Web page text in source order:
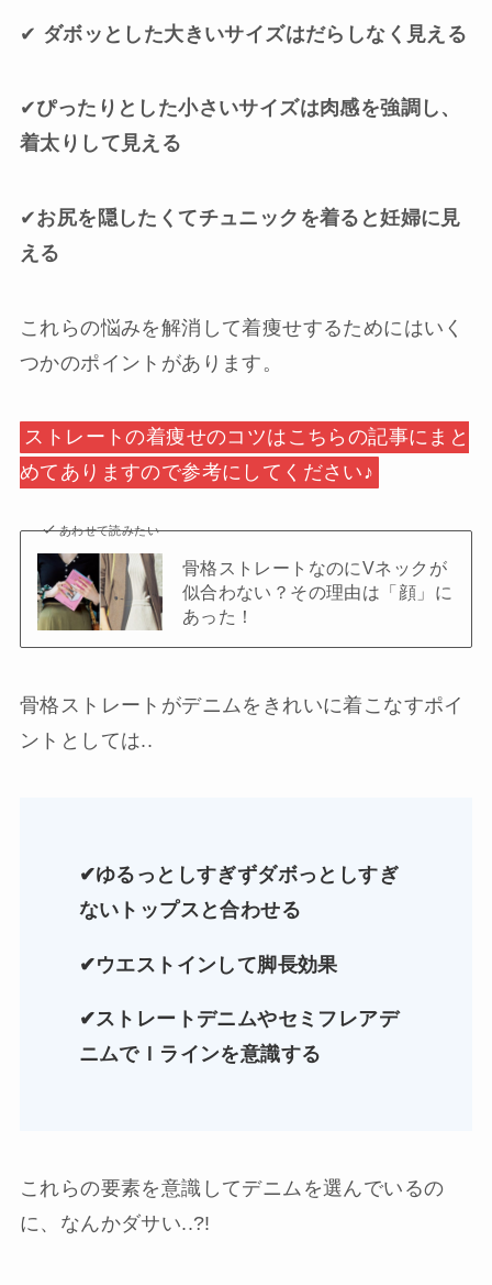
✔︎ ダボッとした大きいサイズはだらしなく見える
✔︎ぴったりとした小さいサイズは肉感を強調し、
着太りして見える
✔︎お尻を隠したくてチュニックを着ると妊婦に見
える
これらの悩みを解消して着痩せするためにはいく
つかのポイントがあります。
ストレートの着痩せのコツはこちらの記事にまと
めてありますので参考にしてください♪
あわせて読みたい
骨格ストレートなのにVネックが
似合わない？その理由は「顔」に
あった！
骨格ストレートがデニムをきれいに着こなすポイ
ントとしては..
✔︎ゆるっとしすぎずダボっとしすぎ
ないトップスと合わせる
✔︎ウエストインして脚長効果
✔︎ストレートデニムやセミフレアデ
ニムでＩラインを意識する
これらの要素を意識してデニムを選んでいるの
に、なんかダサい..?!